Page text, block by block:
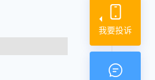
我要投诉